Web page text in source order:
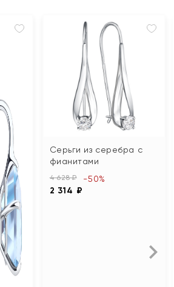
Серьги из серебра с
фианитами
4 628 ₽
2 314 ₽
-50%